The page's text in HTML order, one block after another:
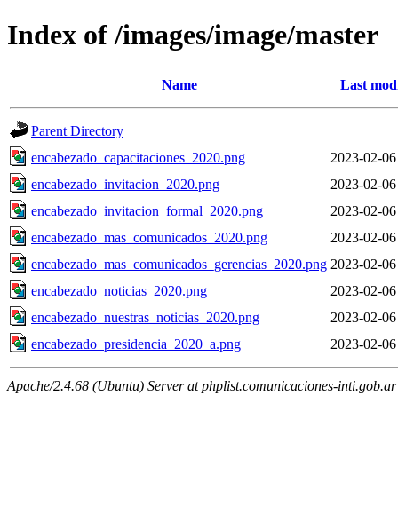
Index of /images/image/master
Name Last
Parent Directory
encabezado_capacitaciones_2020.png
2023-02-
encabezado_invitacion_2020.png
2023-02-
encabezado_invitacion_formal_2020.png
2023-02-
encabezado_mas_comunicados_2020.png
2023-02-
encabezado_mas_comunicados_gerencias_2020.png 2023-02-
encabezado_noticias_2020.png
2023-02-
encabezado_nuestras_noticias_2020.png
2023-02-
encabezado_presidencia_2020_a.png
2023-02-
Apache/2.4.68 (Ubuntu) Server at phplist.comunicaciones-